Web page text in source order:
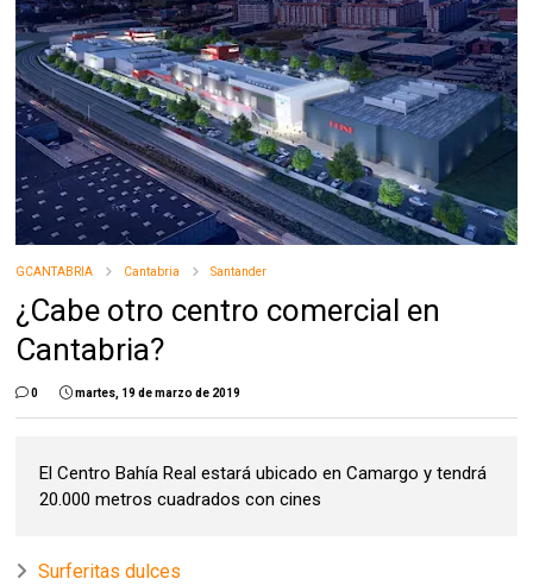
GCANTABRIA Cantabria Santander
¿Cabe otro centro comercial en
Cantabria?
0 martes, 19 de marzo de 2019
El Centro Bahía Real estará ubicado en Camargo y tendrá
20.000 metros cuadrados con cines
Surferitas dulces